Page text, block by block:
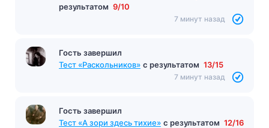
результатом 9/10
7 минут назад
Гость завершил
Тест «Раскольников» с результатом 13/15
7 минут назад
Гость завершил
Тест «А зори здесь тихие» с результатом 12/16